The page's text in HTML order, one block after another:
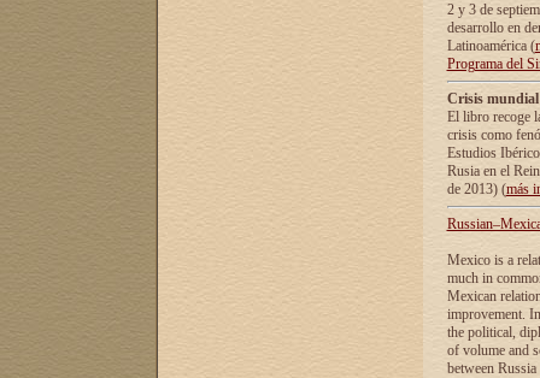
2 y 3 de
desarrollo en
Latinoamérica (
Programa del
Crisis
El libro recoge
crisis como
Estudios
Rusia en el
de 2013) (más
Mexico is a
much in
Mexican
improvement.
the political,
of volume and
between